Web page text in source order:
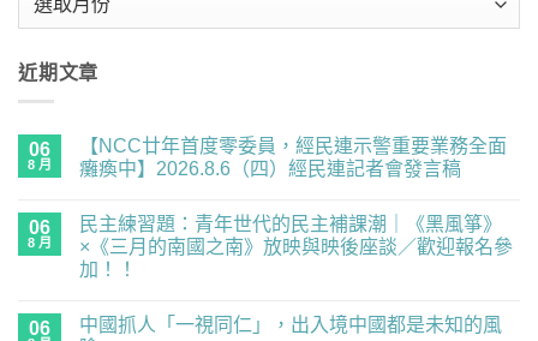
近期文章
06
8 月
【NCC廿年首度零委員，經民連示警重要業務全面
癱瘓中】2026.8.6（四）經民連記者會發言稿
廿
首
度
員，
經
留
言
06
8 月
民主練習題：青年世代的民主補課潮｜《黑風箏》
×《三月的南國之南》放映與映後座談／歡迎報名參
加！！
主
留
06
中國抓人「一視同仁」，出入境中國都是未知的風